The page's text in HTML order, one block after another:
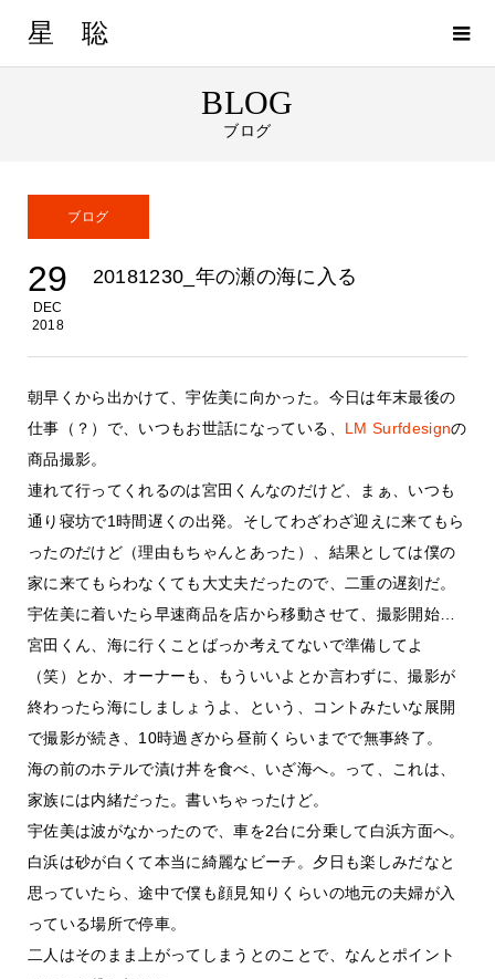
星 聡
BLOG
ブログ
ブログ
29
DEC
2018
20181230_年の瀬の海に入る
朝早くから出かけて、宇佐美に向かった。今日は年末最後の
仕事（？）で、いつもお世話になっている、 LM Surfdesignの
商品撮影。
連れて行ってくれるのは宮田くんなのだけど、まぁ、いつも
通り寝坊で1時間遅くの出発。そしてわざわざ迎えに来てもら
ったのだけど（理由もちゃんとあった）、結果としては僕の
家に来てもらわなくても大丈夫だったので、二重の遅刻だ。
宇佐美に着いたら早速商品を店から移動させて、撮影開始…
宮田くん、海に行くことばっか考えてないで準備してよ
（笑）とか、オーナーも、もういいよとか言わずに、撮影が
終わったら海にしましょうよ、という、コントみたいな展開
で撮影が続き、10時過ぎから昼前くらいまでで無事終了。
海の前のホテルで漬け丼を食べ、いざ海へ。って、これは、
家族には内緒だった。書いちゃったけど。
宇佐美は波がなかったので、車を2台に分乗して白浜方面へ。
白浜は砂が白くて本当に綺麗なビーチ。夕日も楽しみだなと
思っていたら、途中で僕も顔見知りくらいの地元の夫婦が入
っている場所で停車。
二人はそのまま上がってしまうとのことで、なんとポイント